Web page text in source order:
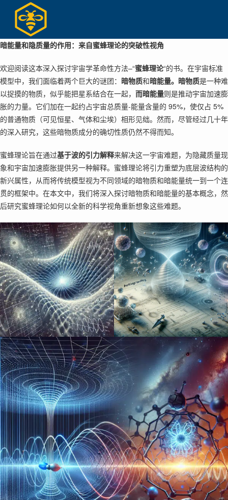
content
暗能量和隐质量的作用：来自蜜蜂理论的突破性视角
欢迎阅读这本深入探讨宇宙学革命性方法–“蜜蜂理论“的书。在宇宙标准
模型中，我们面临着两个巨大的谜团： 暗物质和暗能量。暗物质是一种难
以捉摸的物质，似乎能把星系结合在一起， 而暗能量则是推动宇宙加速膨
胀的力量。它们加在一起约占宇宙总质量-能量含量的 95%，使仅占 5%
的普通物质（可见恒星、气体和尘埃）相形见绌。然而，尽管经过几十年
的深入研究，这些暗物质成分的确切性质仍然不得而知。
蜜蜂理论旨在通过基于波的引力解释来解决这一宇宙难题，为隐藏质量现
象和宇宙加速膨胀提供另一种解释。蜜蜂理论将引力重塑为底层波结构的
新兴属性，从而将传统模型视为不同领域的暗物质和暗能量统一到一个连
贯的框架中。在本文中，我们将深入探讨暗物质和暗能量的基本概念，然
后研究蜜蜂理论如何以全新的科学视角重新想象这些难题。